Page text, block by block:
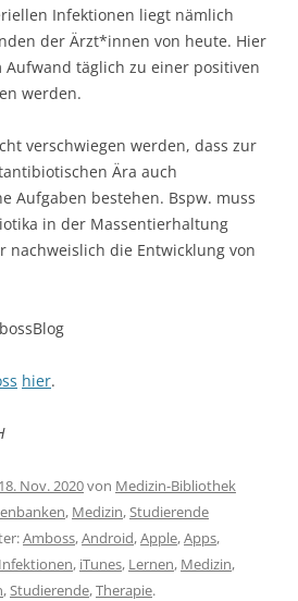
Infektionen liegt nämlich
der Ärzt*innen von heute. Hier
täglich zu einer positiven
werden.
verschwiegen werden, dass zur
Ära auch
Aufgaben bestehen. Bspw. muss
in der Massentierhaltung
nachweislich die Entwicklung von
hier.
18. Nov. 2020von Medizin-Bibliothek
, Medizin,Studierende
Amboss,Android,Apple,Apps,
Infektionen, iTunes, Lernen, Medizin,
,Studierende,Therapie.